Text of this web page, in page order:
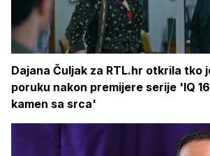
Dajana Čuljak za RTL.hr otkrila tko
poruku nakon premijere serije 'IQ
kamen sa srca'